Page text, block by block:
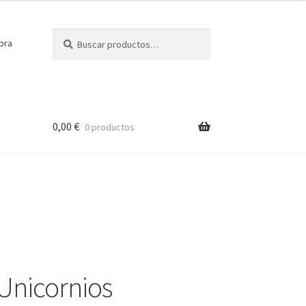
por:
0,00 € 0 productos